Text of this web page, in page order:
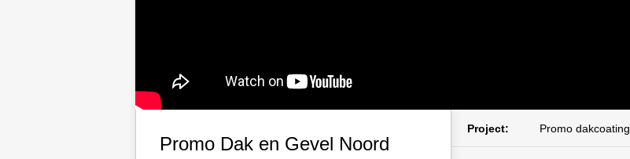
Promo Dak en Gevel Noord
Project: Promo dakcoating